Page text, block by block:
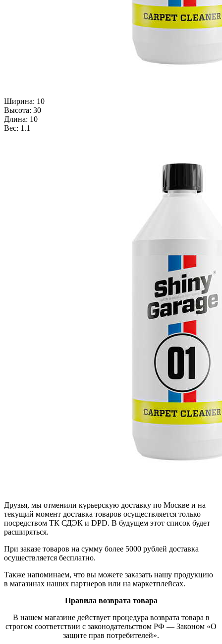
Ширина: 10
Высота: 30
Длина: 10
Вес: 1.1
Друзья, мы отменили курьерскую доставку по Москве и на
текущий момент доставка товаров осуществляется только
посредством ТК СДЭК и DPD. В будущем этот список будет
расширяться.
При заказе товаров на сумму более 5000 рублей доставка
осуществляется бесплатно.
Также напоминаем, что вы можете заказать нашу продукцию
в магазинах наших партнеров или на маркетплейсах.
Правила возврата товара
В нашем магазине действует процедура возврата товара в
строгом соответствии с законодательством РФ — Законом «О
защите прав потребителей».